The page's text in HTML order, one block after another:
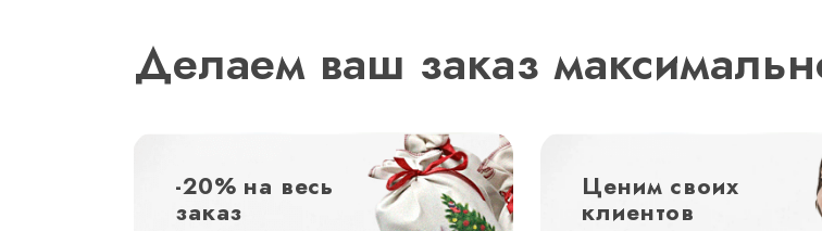
Делаем ваш заказ
-20% на весь
заказ
Ценим своих
клиентов